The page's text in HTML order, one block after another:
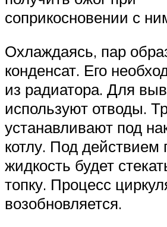
соприкосновении с
Охлаждаясь, пар
конденсат. Его
из радиатора. Для
используют отводы.
устанавливают под
котлу. Под действием
жидкость будет
топку. Процесс
возобновляется.